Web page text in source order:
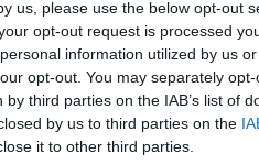
us, please use the below opt-out
opt-out request is processed
information utilized by us
opt-out. You may separately
third parties on the IAB’s list of
by us to third parties on the
it to other third parties.